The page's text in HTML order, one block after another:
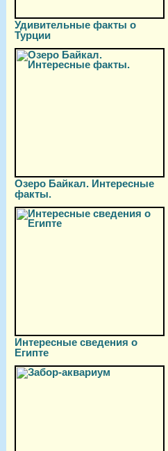
Удивительные факты о
Турции
Озеро Байкал. Интересные
факты.
Интересные сведения о
Египте